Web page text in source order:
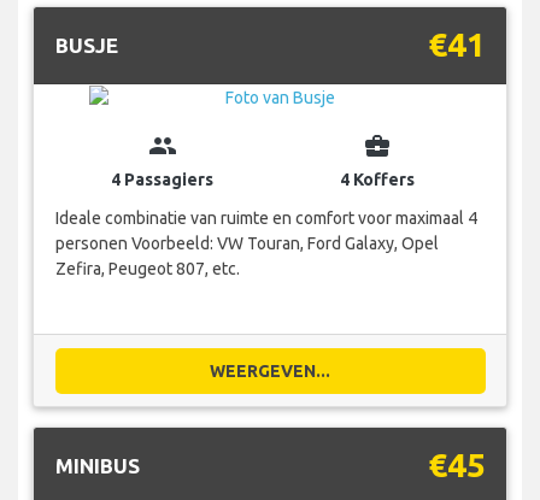
BUSJE €41
group
4 Passagiers
business_center
4 Koffers
Ideale combinatie van ruimte en comfort voor maximaal 4
personen Voorbeeld: VW Touran, Ford Galaxy, Opel
Zefira, Peugeot 807, etc.
WEERGEVEN...
MINIBUS €45